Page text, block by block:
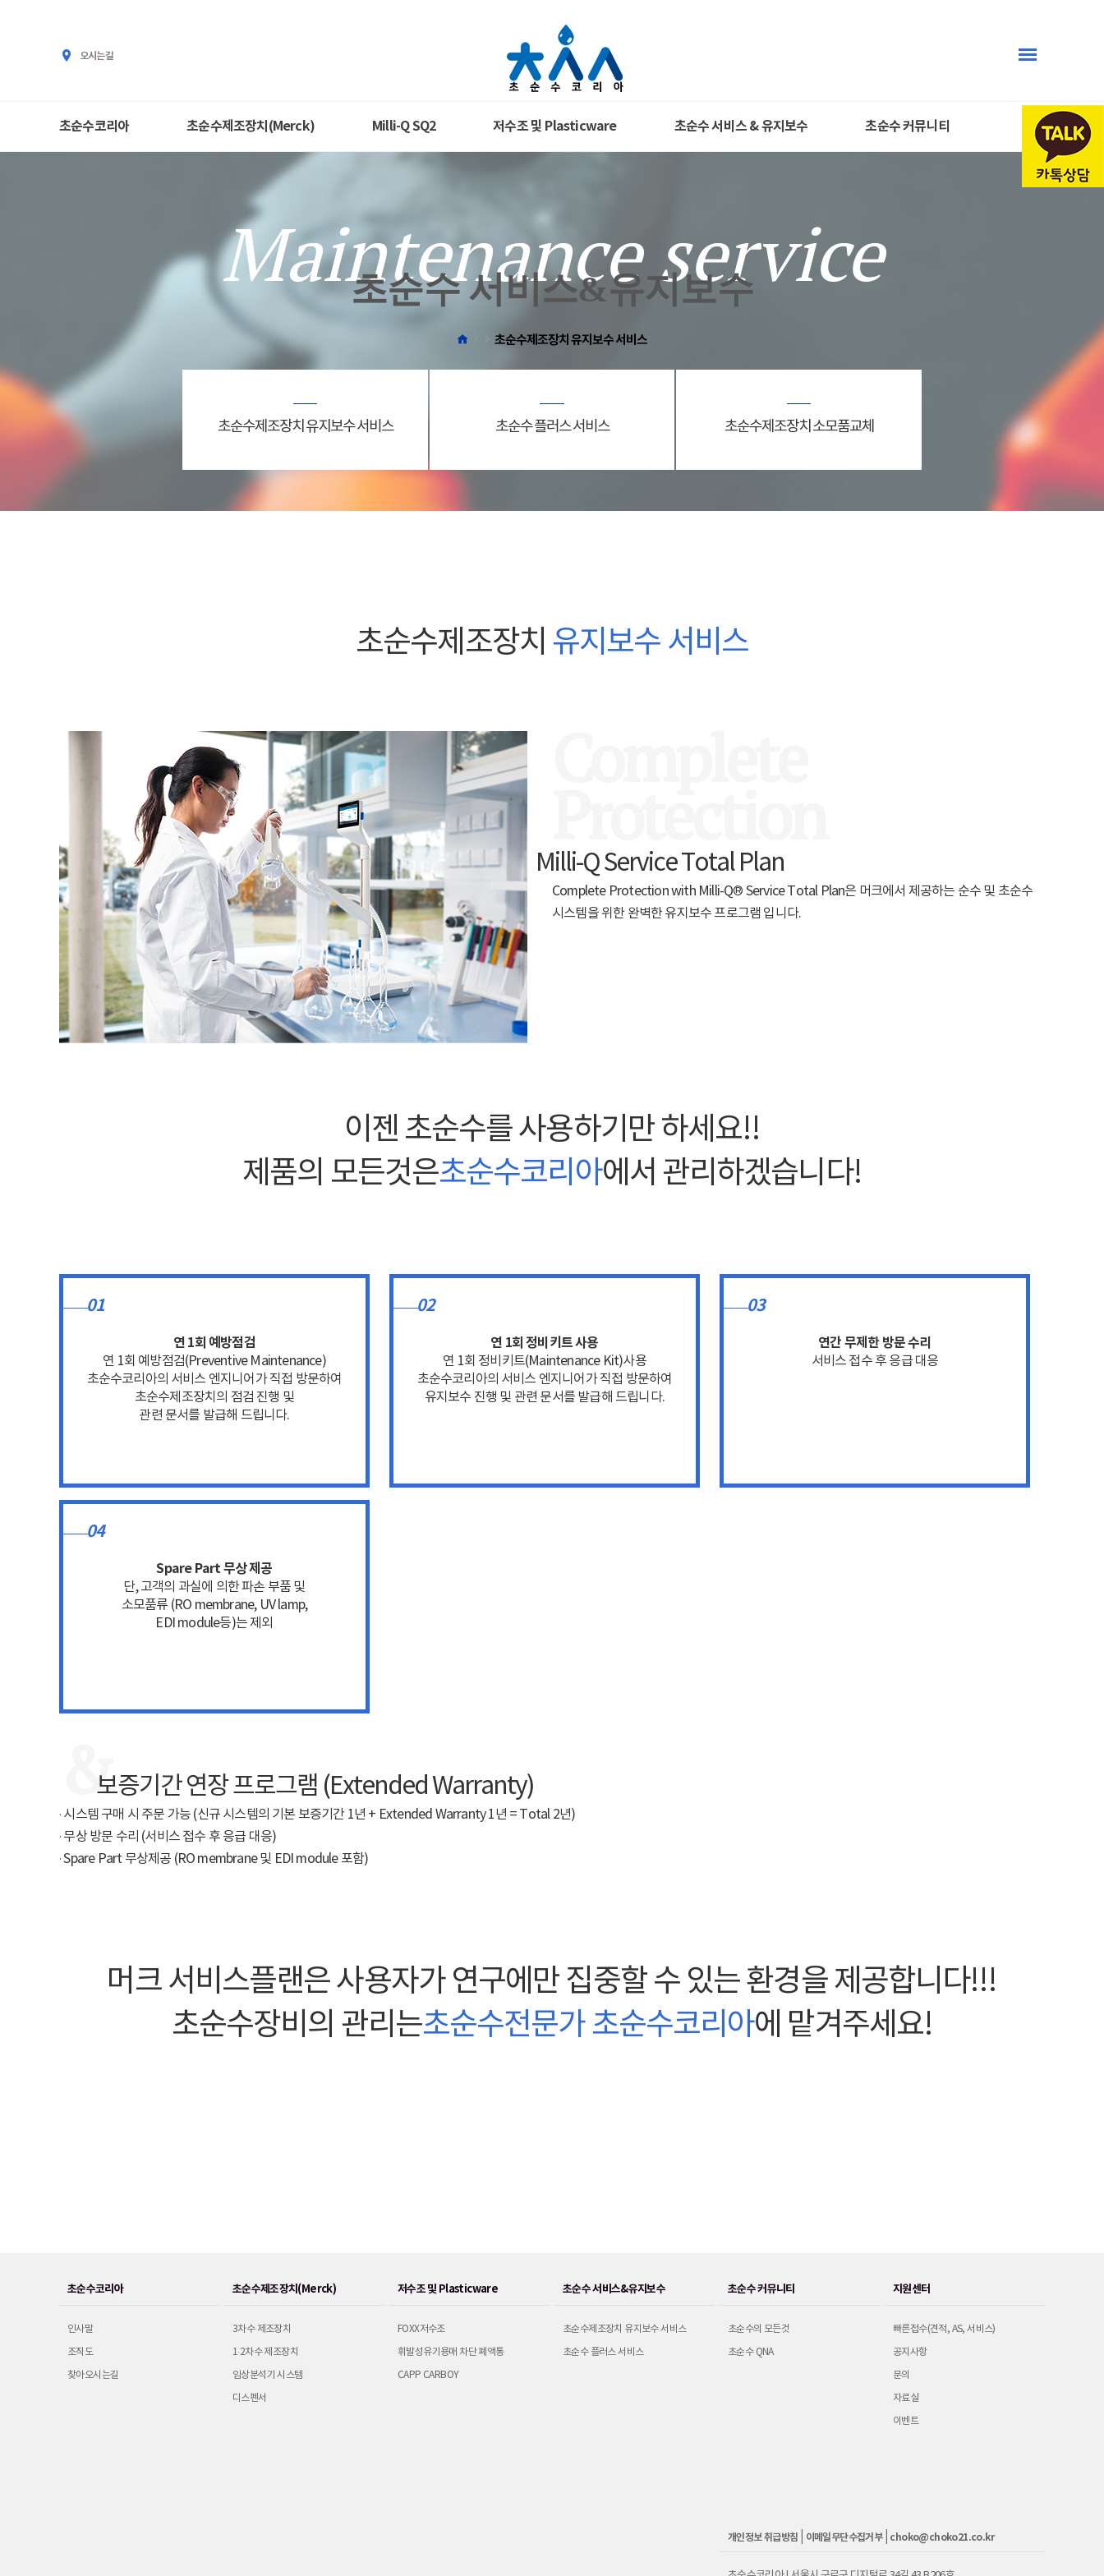
오시는길
초순수코리아 초순수제조장치(Merck) Milli-Q SQ2 저수조 및 Plasticware 초순수 서비스 & 유지보수 초순수 커뮤니티
Maintenance service
초순수 서비스&유지보수
초순수제조장치 유지보수 서비스
초순수제조장치 유지보수 서비스 초순수 플러스 서비스 초순수제조장치 소모품교체
초순수제조장치 유지보수 서비스
Milli-Q Service Total Plan
Complete Protection with Milli-Q® Service Total Plan은 머크에서 제공하는 순수 및 초순수
시스템을 위한 완벽한 유지보수 프로그램 입니다.
이젠 초순수를 사용하기만 하세요!!
제품의 모든것은초순수코리아에서 관리하겠습니다!
01
연 1회 예방점검
연 1회 예방점검(Preventive Maintenance)
초순수코리아의 서비스 엔지니어가 직접 방문하여
초순수제조장치의 점검 진행 및
관련 문서를 발급해 드립니다.
02
연 1회 정비키트 사용
연 1회 정비키트(Maintenance Kit)사용
초순수코리아의 서비스 엔지니어가 직접 방문하여
유지보수 진행 및 관련 문서를 발급해 드립니다.
03
연간 무제한 방문 수리
서비스 접수 후 응급 대응
04
Spare Part 무상 제공
단, 고객의 과실에 의한 파손 부품 및
소모품류 (RO membrane, UV lamp,
EDI module등)는 제외
&
보증기간 연장 프로그램 (Extended Warranty)
· 시스템 구매 시 주문 가능 (신규 시스템의 기본 보증기간 1년 + Extended Warranty 1년 = Total 2년)
· 무상 방문 수리 (서비스 접수 후 응급 대응)
· Spare Part 무상제공 (RO membrane 및 EDI module 포함)
머크 서비스플랜은 사용자가 연구에만 집중할 수 있는 환경을 제공합니다!!!
초순수장비의 관리는초순수전문가 초순수코리아에 맡겨주세요!
초순수코리아
인사말
조직도
찾아오시는길
초순수제조장치(Merck)
3차수 제조장치
1·2차수 제조장치
임상분석기 시스템
디스펜서
저수조 및 Plasticware
FOXX저수조
휘발성유기용매 차단 폐액통
CAPP CARBOY
초순수 서비스&유지보수
초순수제조장치 유지보수 서비스
초순수 플러스 서비스
초순수 커뮤니티
초순수의 모든것
초순수 QNA
지원센터
빠른접수(견적, AS, 서비스)
공지사항
문의
자료실
이벤트
개인정보 취급방침 이메일무단수집거부| choko@choko21.co.kr